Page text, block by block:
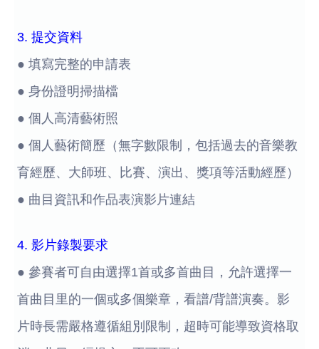
3. 提交資料
● 填寫完整的申請表
● 身份證明掃描檔
● 個人高清藝術照
● 個人藝術簡歷（無字數限制，包括過去的音樂教
育經歷、大師班、比賽、演出、獎項等活動經歷）
● 曲目資訊和作品表演影片連結
4. 影片錄製要求
● 參賽者可自由選擇1首或多首曲目，允許選擇一
首曲目里的一個或多個樂章，看譜/背譜演奏。影
片時長需嚴格遵循組別限制，超時可能導致資格取